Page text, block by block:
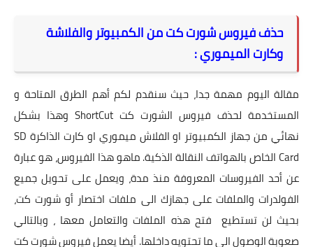
حذف فيروس شورت كت من الكمبيوتر والفلاشة
وكارت الميموري :
مقالة اليوم مهمة جدا، حيث سنقدم لكم أهم الطرق المتاحة و
المستخدمة لحذف فيروس الشورت كت ShortCut وهذا بشكل
نهائي من جهاز الكمبيوتر او الفلاش ميموري او كارت الذاكرة SD
Card الخاص بالهواتف النقالة الذكية. ماهو هذا الفيروس، هو عبارة
عن أحد الفيروسات المعروفة منذ مدة، ويعمل على تحويل جميع
الفولدرات والملفات على جهازك الى ملفات اختصار أو شورت كت،
بحيث لن تستطيع فتح هذه الملفات والتعامل معها ، وبالتالي
صعوبة الوصول الى ما تحتويه داخلها. أيضا يعمل فيروس شورت كت